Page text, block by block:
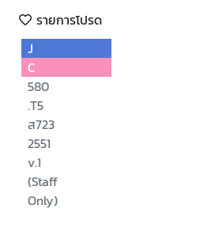
รายการโปรด
J
C
580
.T5
ส723
2551
v.1
(Staff
Only)